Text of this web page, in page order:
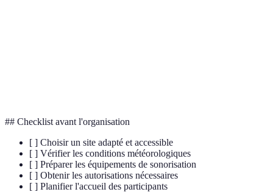
## Checklist avant l'organisation
[ ] Choisir un site adapté et accessible
[ ] Vérifier les conditions météorologiques
[ ] Préparer les équipements de sonorisation
[ ] Obtenir les autorisations nécessaires
[ ] Planifier l'accueil des participants